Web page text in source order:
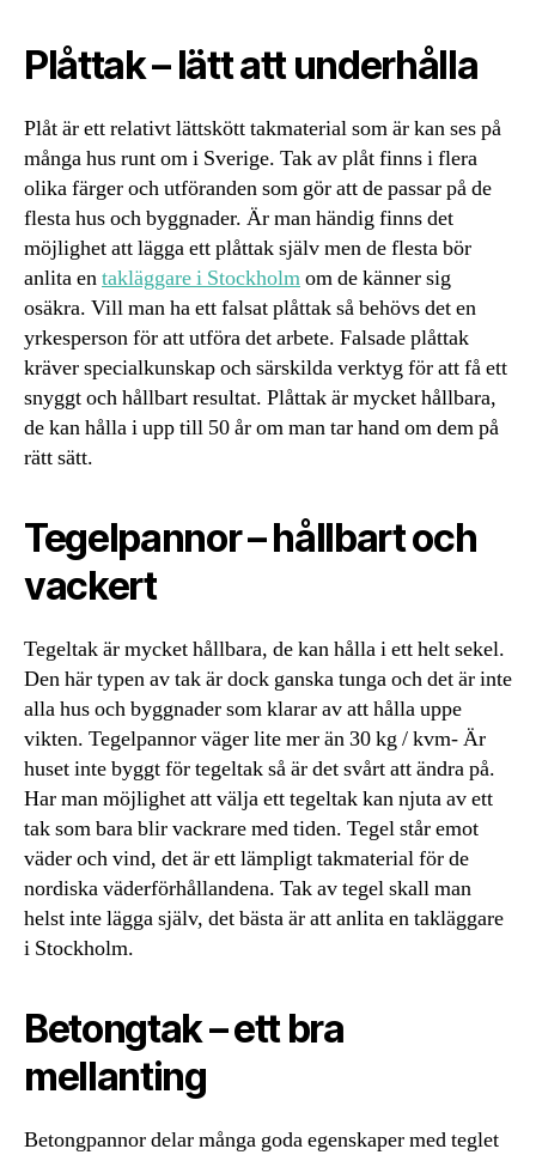
Plåttak – lätt att underhålla
Plåt är ett relativt lättskött takmaterial som är kan ses på
många hus runt om i Sverige. Tak av plåt finns i flera
olika färger och utföranden som gör att de passar på de
flesta hus och byggnader. Är man händig finns det
möjlighet att lägga ett plåttak själv men de flesta bör
anlita entakläggare i Stockholmom de känner sig
osäkra. Vill man ha ett falsat plåttak så behövs det en
yrkesperson för att utföra det arbete. Falsade plåttak
kräver specialkunskap och särskilda verktyg för att få ett
snyggt och hållbart resultat. Plåttak är mycket hållbara,
de kan hålla i upp till 50 år om man tar hand om dem på
rätt sätt.
Tegelpannor – hållbart och
vackert
Tegeltak är mycket hållbara, de kan hålla i ett helt sekel.
Den här typen av tak är dock ganska tunga och det är inte
alla hus och byggnader som klarar av att hålla uppe
vikten. Tegelpannor väger lite mer än 30 kg / kvm- Är
huset inte byggt för tegeltak så är det svårt att ändra på.
Har man möjlighet att välja ett tegeltak kan njuta av ett
tak som bara blir vackrare med tiden. Tegel står emot
väder och vind, det är ett lämpligt takmaterial för de
nordiska väderförhållandena. Tak av tegel skall man
helst inte lägga själv, det bästa är att anlita en takläggare
i Stockholm.
Betongtak – ett bra
mellanting
Betongpannor delar många goda egenskaper med teglet